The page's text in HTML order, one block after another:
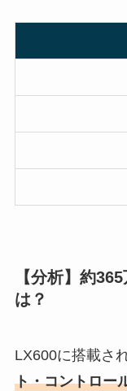
【分析】約
は？
LX600に搭載さ
ト・コントロー